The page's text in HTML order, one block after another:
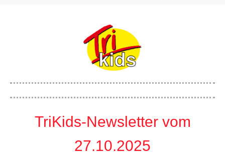
TriKids-Newsletter vom
27.10.2025